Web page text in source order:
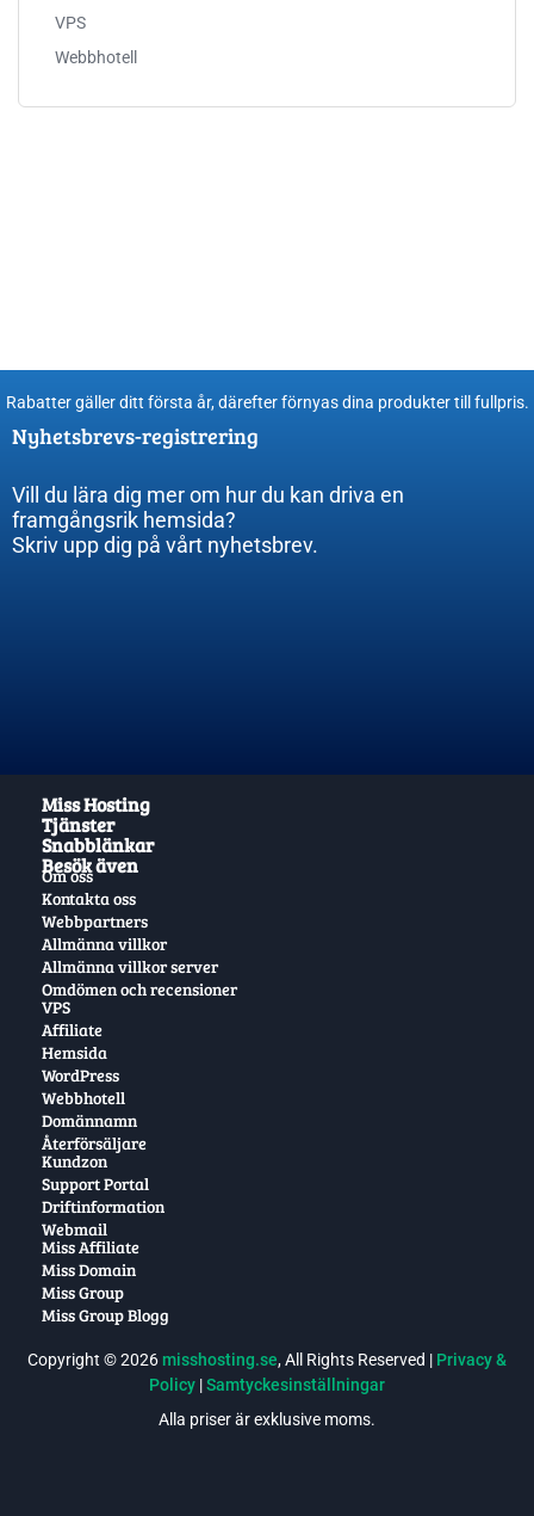
VPS
Webbhotell
Rabatter gäller ditt första år, därefter förnyas dina produkter till fullpris​.
Nyhetsbrevs-registrering
Vill du lära dig mer om hur du kan driva en
framgångsrik hemsida?
Skriv upp dig på vårt nyhetsbrev.
Miss Hosting
Tjänster
Snabblänkar
Besök även
Om oss
Kontakta oss
Webbpartners
Allmänna villkor
Allmänna villkor server
Omdömen och recensioner
VPS
Affiliate
Hemsida
WordPress
Webbhotell
Domännamn
Återförsäljare
Kundzon
Support Portal
Driftinformation
Webmail
Miss Affiliate
Miss Domain
Miss Group
Miss Group Blogg
Copyright © 2026misshosting.se, All Rights Reserved | Privacy &
Policy |Samtyckesinställningar
Alla priser är exklusive moms.